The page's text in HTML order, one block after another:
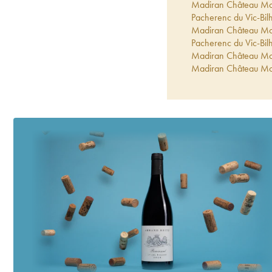
Madiran Château
Pacherenc du Vic-
Madiran Château
Pacherenc du Vic-
Madiran Château
Madiran Château
Madiran Château
Madiran Château
Madiran Château
Pacherenc du Vic-
Madiran Château
Pacherenc du Vic-
Madiran Château
Madiran Montus-XL
Pacherenc du Vic-
Madiran Château